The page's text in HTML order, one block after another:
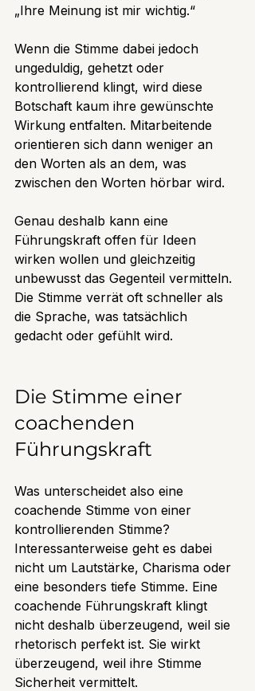
„Ihre Meinung ist mir wichtig.“
Wenn die Stimme dabei jedoch
ungeduldig, gehetzt oder
kontrollierend klingt, wird diese
Botschaft kaum ihre gewünschte
Wirkung entfalten. Mitarbeitende
orientieren sich dann weniger an
den Worten als an dem, was
zwischen den Worten hörbar wird.
Genau deshalb kann eine
Führungskraft offen für Ideen
wirken wollen und gleichzeitig
unbewusst das Gegenteil vermitteln.
Die Stimme verrät oft schneller als
die Sprache, was tatsächlich
gedacht oder gefühlt wird.
Die Stimme einer
coachenden
Führungskraft
Was unterscheidet also eine
coachende Stimme von einer
kontrollierenden Stimme?
Interessanterweise geht es dabei
nicht um Lautstärke, Charisma oder
eine besonders tiefe Stimme. Eine
coachende Führungskraft klingt
nicht deshalb überzeugend, weil sie
rhetorisch perfekt ist. Sie wirkt
überzeugend, weil ihre Stimme
Sicherheit vermittelt.